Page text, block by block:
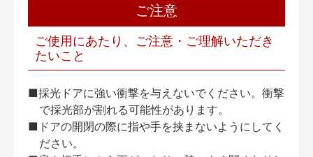
ご注意
ご使用にあたり、ご注意・ご理解いただき
たいこと
■採光ドアに強い衝撃を与えないでください。衝撃
で採光部が割れる可能性があります。
■ドアの開閉の際に指や手を挟まないようにしてく
ださい。